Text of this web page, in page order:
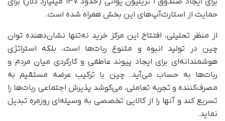
حمایت از استارت‌آپ‌های این بخش همراه شده است.
از منظر تحلیلی، افتتاح این مرکز خرید نه‌تنها نشان‌دهنده توان
چین در تولید انبوه و متنوع ربات‌ها است، بلکه استراتژی
هوشمندانه‌ای برای ایجاد پیوند عاطفی و کارکردی میان مردم و
ربات‌ها به حساب می‌آید. چین با ترکیب عرضه مستقیم به
مصرف‌کننده و تجربه تعاملی، می‌کوشد پذیرش اجتماعی ربات‌ها را
تسریع کند و آنها را از کالایی تخصصی به وسیله‌ای روزمره تبدیل
نماید.